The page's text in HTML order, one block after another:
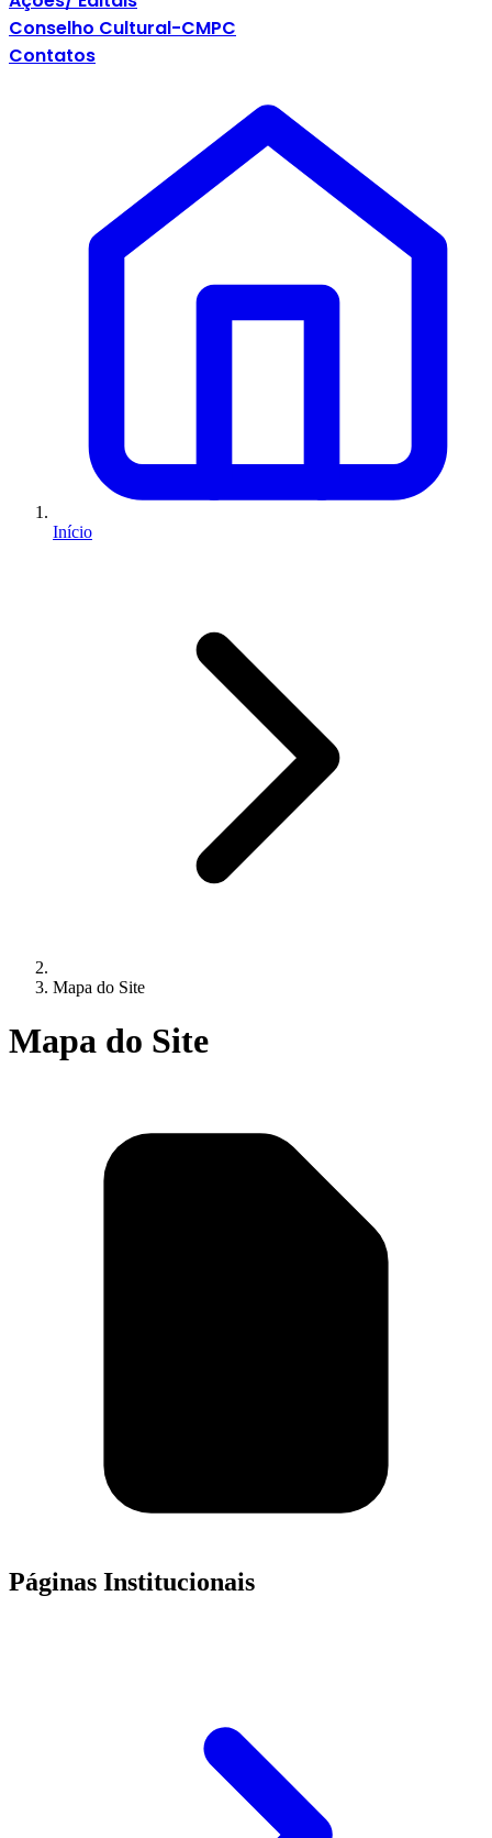
Conselho Cultural-CMPC
Contatos
Início
Mapa do Site
Mapa do Site
Páginas Institucionais